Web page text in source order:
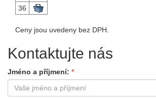
36
Ceny jsou uvedeny bez DPH.
Kontaktujte nás
Jméno a příjmení